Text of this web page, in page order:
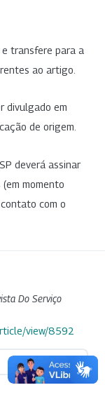
e transfere para a
ao artigo.
divulgado em
de origem.
deverá assinar
momento
com o
Do Serviço
view/8592